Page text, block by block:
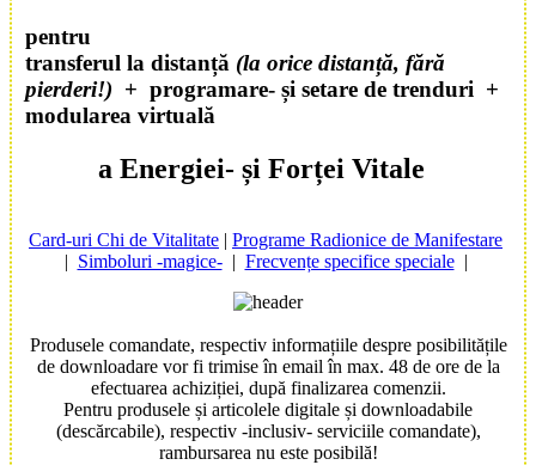
pentru
transferul la distanță (la orice distanță, fără
pierderi!) + programare- și setare de trenduri +
modularea virtuală
a Energiei- și Forței Vitale
Card-uri Chi de Vitalitate | Programe Radionice de Manifestare
| Simboluri -magice-| Frecvențe specifice speciale|
Produsele comandate, respectiv informațiile despre posibilitățile
de downloadare vor fi trimise în email în max. 48 de ore de la
efectuarea achiziției, după finalizarea comenzii.
Pentru produsele și articolele digitale și downloadabile
(descărcabile), respectiv -inclusiv- serviciile comandate),
rambursarea nu este posibilă!